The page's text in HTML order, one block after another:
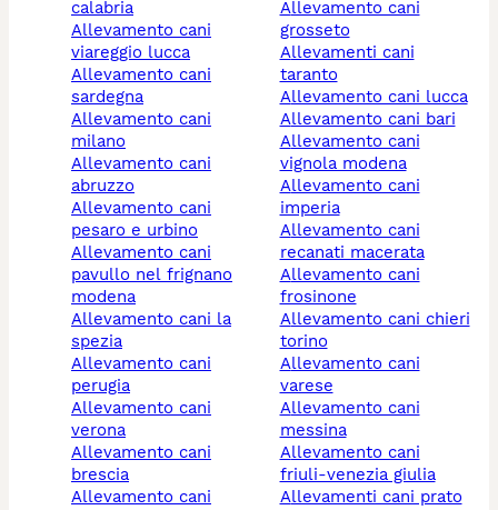
calabria
allevamento cani
viareggio lucca
allevamento cani
sardegna
allevamento cani
milano
allevamento cani
abruzzo
allevamento cani
pesaro e urbino
allevamento cani
pavullo nel frignano
modena
allevamento cani la
spezia
allevamento cani
perugia
allevamento cani
verona
allevamento cani
brescia
allevamento cani
allevamento cani
grosseto
allevamenti cani
taranto
allevamento cani lucca
allevamento cani bari
allevamento cani
vignola modena
allevamento cani
imperia
allevamento cani
recanati macerata
allevamento cani
frosinone
allevamento cani chieri
torino
allevamento cani
varese
allevamento cani
messina
allevamento cani
friuli-venezia giulia
allevamenti cani prato